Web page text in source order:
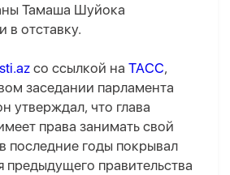
Тамаша Шуйока
в отставку.
со ссылкой на ТАСС,
заседании парламента
утверждал, что глава
права занимать свой
последние годы покрывал
предыдущего правительства